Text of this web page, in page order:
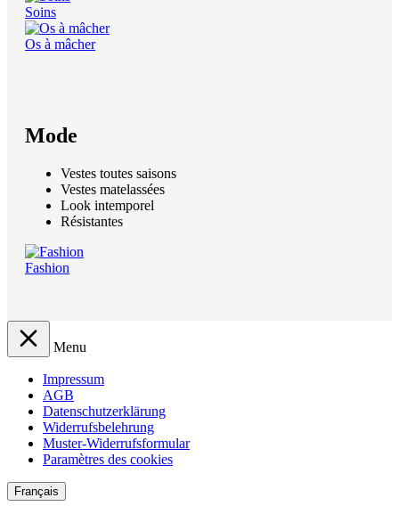
Soins
Os à mâcher
Mode
Vestes toutes saisons
Vestes matelassées
Look intemporel
Résistantes
Fashion
Menu
Impressum
AGB
Datenschutzerklärung
Widerrufsbelehrung
Muster-Widerrufsformular
Paramètres des cookies
Français